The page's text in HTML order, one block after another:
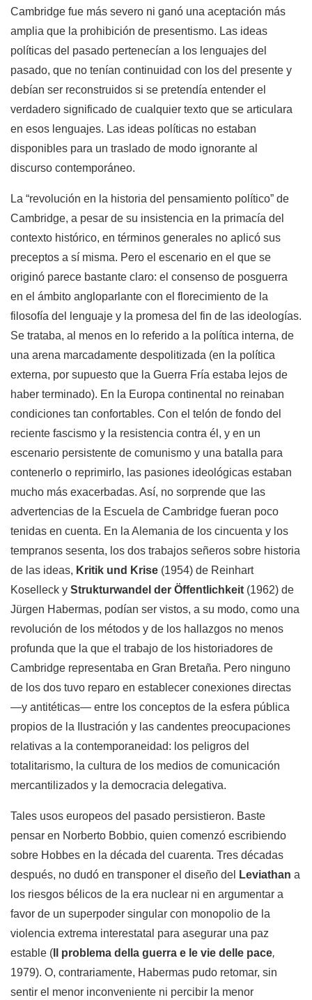
Cambridge fue más severo ni ganó una aceptación más
amplia que la prohibición de presentismo. Las ideas
políticas del pasado pertenecían a los lenguajes del
pasado, que no tenían continuidad con los del presente y
debían ser reconstruidos si se pretendía entender el
verdadero significado de cualquier texto que se articulara
en esos lenguajes. Las ideas políticas no estaban
disponibles para un traslado de modo ignorante al
discurso contemporáneo.
La “revolución en la historia del pensamiento político” de
Cambridge, a pesar de su insistencia en la primacía del
contexto histórico, en términos generales no aplicó sus
preceptos a sí misma. Pero el escenario en el que se
originó parece bastante claro: el consenso de posguerra
en el ámbito angloparlante con el florecimiento de la
filosofía del lenguaje y la promesa del fin de las ideologías.
Se trataba, al menos en lo referido a la política interna, de
una arena marcadamente despolitizada (en la política
externa, por supuesto que la Guerra Fría estaba lejos de
haber terminado). En la Europa continental no reinaban
condiciones tan confortables. Con el telón de fondo del
reciente fascismo y la resistencia contra él, y en un
escenario persistente de comunismo y una batalla para
contenerlo o reprimirlo, las pasiones ideológicas estaban
mucho más exacerbadas. Así, no sorprende que las
advertencias de la Escuela de Cambridge fueran poco
tenidas en cuenta. En la Alemania de los cincuenta y los
tempranos sesenta, los dos trabajos señeros sobre historia
de las ideas, Kritik und Krise (1954) de Reinhart
Koselleck y Strukturwandel der Öffentlichkeit (1962) de
Jürgen Habermas, podían ser vistos, a su modo, como una
revolución de los métodos y de los hallazgos no menos
profunda que la que el trabajo de los historiadores de
Cambridge representaba en Gran Bretaña. Pero ninguno
de los dos tuvo reparo en establecer conexiones directas
—y antitéticas— entre los conceptos de la esfera pública
propios de la Ilustración y las candentes preocupaciones
relativas a la contemporaneidad: los peligros del
totalitarismo, la cultura de los medios de comunicación
mercantilizados y la democracia delegativa.
Tales usos europeos del pasado persistieron. Baste
pensar en Norberto Bobbio, quien comenzó escribiendo
sobre Hobbes en la década del cuarenta. Tres décadas
después, no dudó en transponer el diseño del
Leviathan a
los riesgos bélicos de la era nuclear ni en argumentar a
favor de un superpoder singular con monopolio de la
violencia extrema interestatal para asegurar una paz
estable ( Il problema della guerra e le vie delle pace,
1979). O, contrariamente, Habermas pudo retomar, sin
sentir el menor inconveniente ni percibir la menor